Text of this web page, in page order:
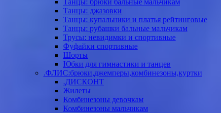
Танцы: брюки бальные мальчикам
Танцы: джазовки
Танцы: купальники и платья рейтинговые
Танцы: рубашки бальные мальчикам
Трусы: невидимки и спортивные
Фуфайки спортивные
Шорты
Юбки для гимнастики и танцев
.ФЛИС:брюки,джемперы,комбинезоны,куртки
.ДИСКОНТ
Жилеты
Комбинезоны девочкам
Комбинезоны мальчикам